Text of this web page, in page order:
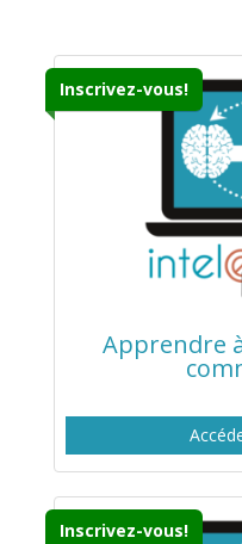
Inscrivez-vous!
Apprendre
Inscrivez-vous!